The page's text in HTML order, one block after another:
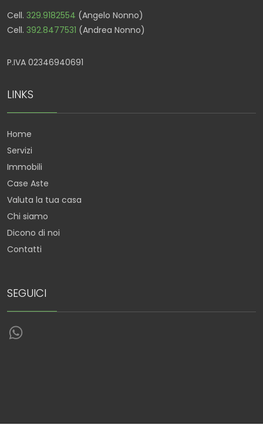
Cell. 329.9182554 (Angelo Nonno)
Cell. 392.8477531 (Andrea Nonno)
P.IVA 02346940691
LINKS
Home
Servizi
Immobili
Case Aste
Valuta la tua casa
Chi siamo
Dicono di noi
Contatti
SEGUICI